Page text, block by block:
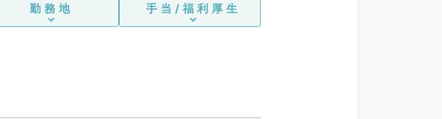
勤務地 手当/福利厚生